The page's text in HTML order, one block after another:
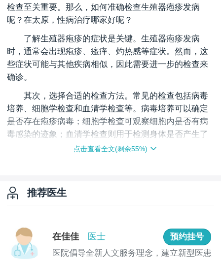
检查至关重要。那么，如何准确检查生殖器疱疹发病
呢？在太原，性病治疗哪家好呢？
了解生殖器疱疹的症状是关键。生殖器疱疹发病
时，通常会出现疱疹、瘙痒、灼热感等症状。然而，这
些症状可能与其他疾病相似，因此需要进一步的检查来
确诊。
其次，选择合适的检查方法。常见的检查包括病毒
培养、细胞学检查和血清学检查等。病毒培养可以确定
是否存在疱疹病毒；细胞学检查可观察细胞内是否有病
毒感染的迹象；血清学检查则用于检测身体是否产生了
针对疱疹病毒的抗体。
生的经验。可以咨询当地的医疗机构或向朋友、家人寻
的经验和专业知识，能够提供更准确的诊断和治疗方
案。
治疗生殖器疱疹时，太原中医治疗性病也有其独特
点击查看全文(剩余55%)
推荐医生
在佳佳 医士
预约挂号
医院倡导全新人文服务理念，建立新型医患